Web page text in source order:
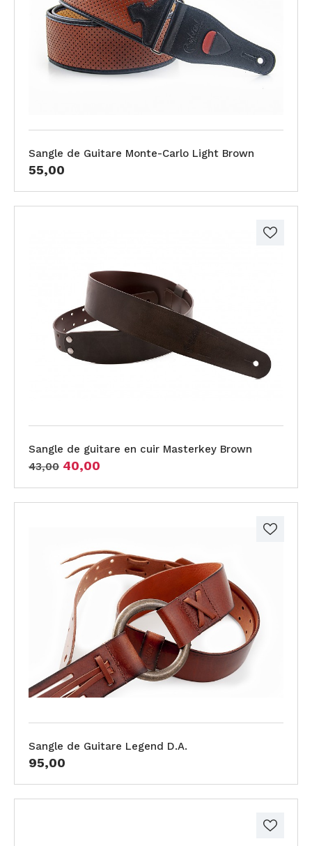
Sangle de Guitare Monte-Carlo Light Brown
55,00
Sangle de guitare en cuir Masterkey Brown
43,00 40,00
Sangle de Guitare Legend D.A.
95,00